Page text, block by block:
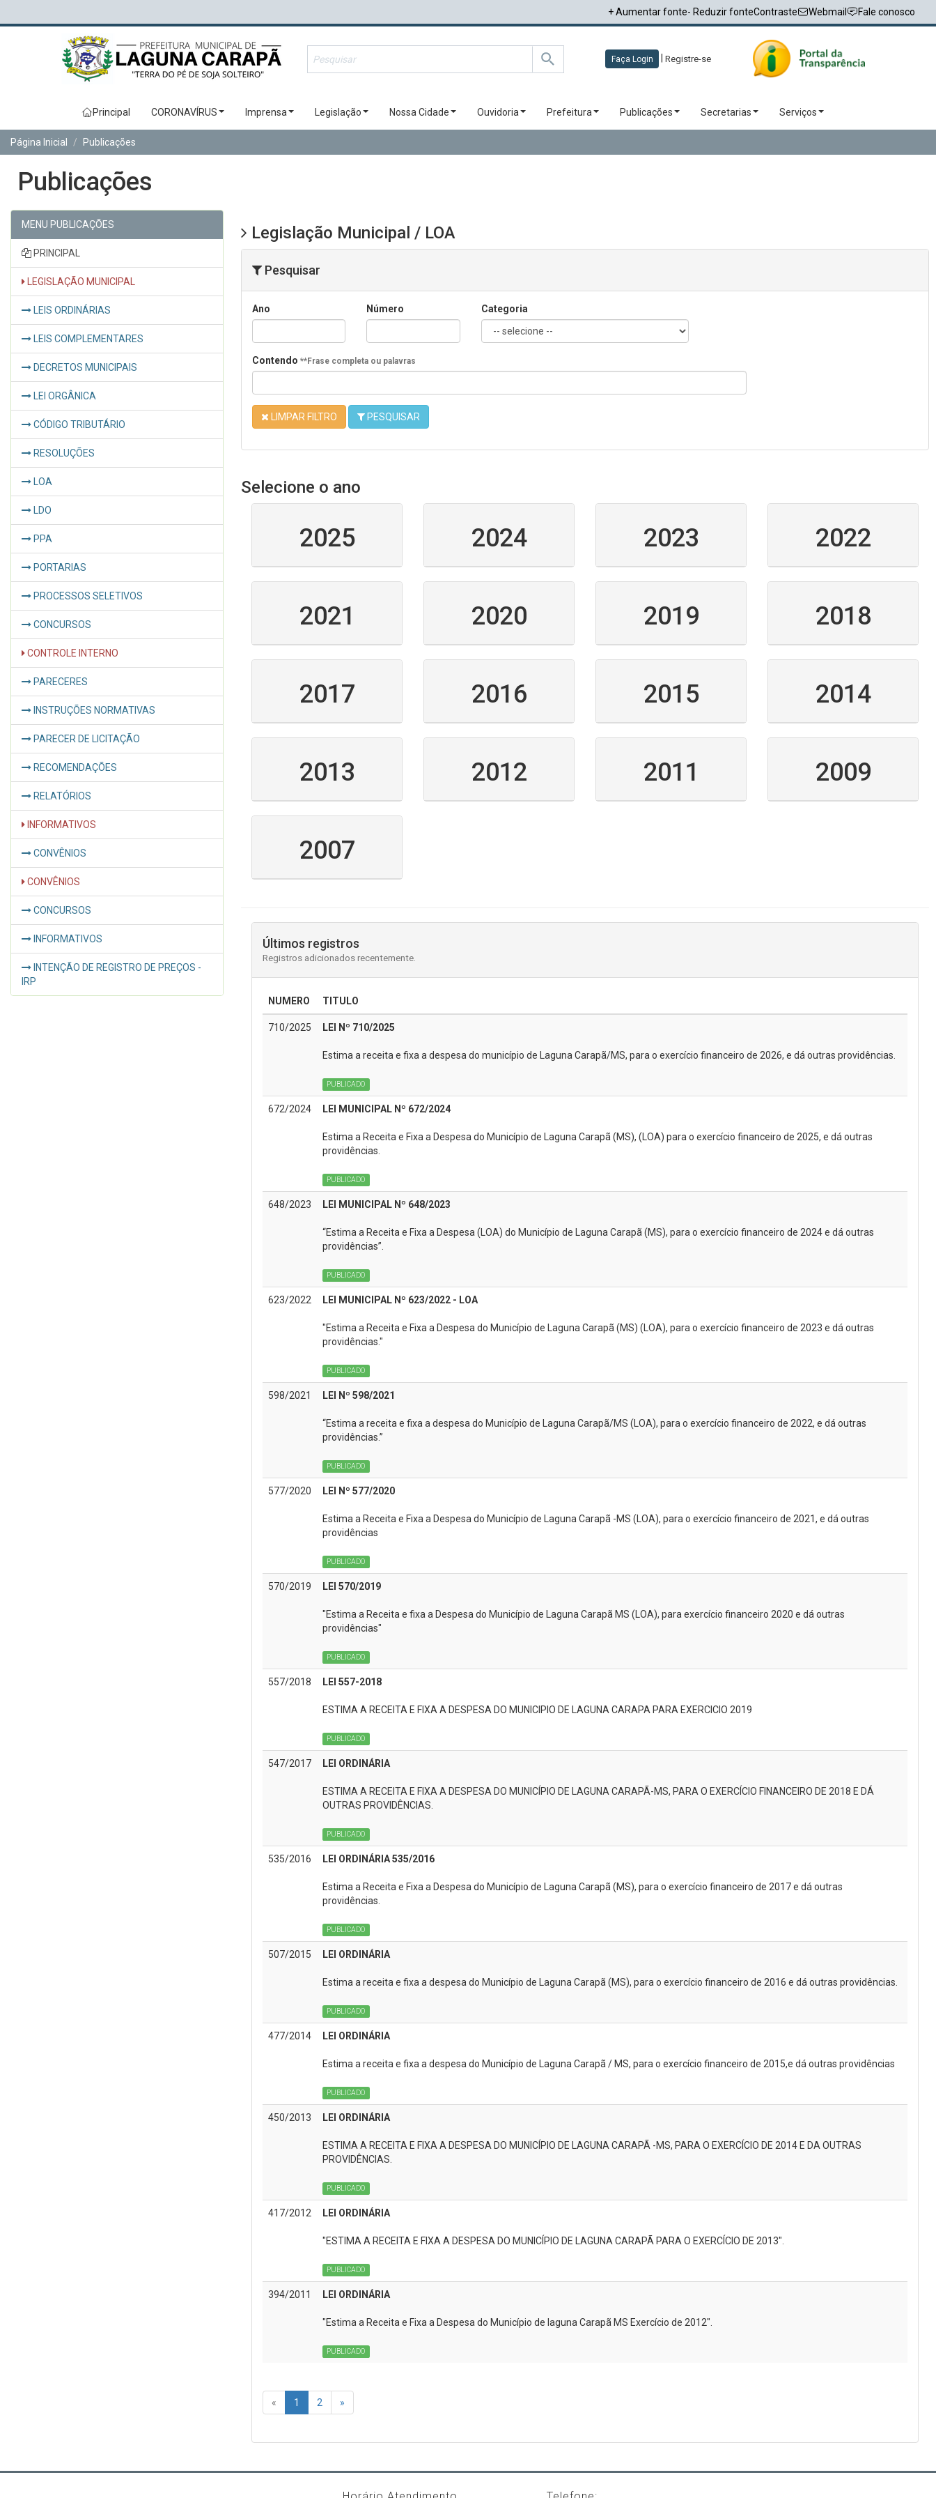
+ Aumentar fonte- Reduzir fonteContraste Webmail Fale conosco
Faça Login Registre-se
Principal CORONAVÍRUS Imprensa Legislação Nossa Cidade Ouvidoria Prefeitura Publicações Secretarias Serviços
Página Inicial Publicações
Publicações
MENU PUBLICAÇÕES
PRINCIPAL
LEGISLAÇÃO MUNICIPAL
LEIS ORDINÁRIAS
LEIS COMPLEMENTARES
DECRETOS MUNICIPAIS
LEI ORGÂNICA
CÓDIGO TRIBUTÁRIO
RESOLUÇÕES
LOA
LDO
PPA
PORTARIAS
PROCESSOS SELETIVOS
CONCURSOS
CONTROLE INTERNO
PARECERES
INSTRUÇÕES NORMATIVAS
PARECER DE LICITAÇÃO
RECOMENDAÇÕES
RELATÓRIOS
INFORMATIVOS
CONVÊNIOS
CONVÊNIOS
CONCURSOS
INFORMATIVOS
INTENÇÃO DE REGISTRO DE PREÇOS -
IRP
Legislação Municipal / LOA
Pesquisar
Ano Número Categoria
Contendo **Frase completa ou palavras
LIMPAR FILTRO PESQUISAR
Selecione o ano
2025 2024 2023 2022
2021 2020 2019 2018
2017 2016 2015 2014
2013 2012 2011 2009
2007
Últimos registros
Registros adicionados recentemente.
NUMERO TITULO
710/2025 LEI Nº 710/2025
Estima a receita e fixa a despesa do município de Laguna Carapã/MS, para o exercício financeiro de 2026, e dá outras providências.
PUBLICADO
672/2024 LEI MUNICIPAL Nº 672/2024
Estima a Receita e Fixa a Despesa do Município de Laguna Carapã (MS), (LOA) para o exercício financeiro de 2025, e dá outras
providências.
PUBLICADO
648/2023 LEI MUNICIPAL Nº 648/2023
“Estima a Receita e Fixa a Despesa (LOA) do Município de Laguna Carapã (MS), para o exercício financeiro de 2024 e dá outras
providências”.
PUBLICADO
623/2022 LEI MUNICIPAL Nº 623/2022 - LOA
"Estima a Receita e Fixa a Despesa do Município de Laguna Carapã (MS) (LOA), para o exercício financeiro de 2023 e dá outras
providências."
PUBLICADO
598/2021 LEI Nº 598/2021
“Estima a receita e fixa a despesa do Município de Laguna Carapã/MS (LOA), para o exercício financeiro de 2022, e dá outras
providências.”
PUBLICADO
577/2020 LEI Nº 577/2020
Estima a Receita e Fixa a Despesa do Município de Laguna Carapã -MS (LOA), para o exercício financeiro de 2021, e dá outras
providências
PUBLICADO
570/2019 LEI 570/2019
"Estima a Receita e fixa a Despesa do Município de Laguna Carapã MS (LOA), para exercício financeiro 2020 e dá outras
providências"
PUBLICADO
557/2018 LEI 557-2018
ESTIMA A RECEITA E FIXA A DESPESA DO MUNICIPIO DE LAGUNA CARAPA PARA EXERCICIO 2019
PUBLICADO
547/2017 LEI ORDINÁRIA
ESTIMA A RECEITA E FIXA A DESPESA DO MUNICÍPIO DE LAGUNA CARAPÃ-MS, PARA O EXERCÍCIO FINANCEIRO DE 2018 E DÁ
OUTRAS PROVIDÊNCIAS.
PUBLICADO
535/2016 LEI ORDINÁRIA 535/2016
Estima a Receita e Fixa a Despesa do Município de Laguna Carapã (MS), para o exercício financeiro de 2017 e dá outras
providências.
PUBLICADO
507/2015 LEI ORDINÁRIA
Estima a receita e fixa a despesa do Município de Laguna Carapã (MS), para o exercício financeiro de 2016 e dá outras providências.
PUBLICADO
477/2014 LEI ORDINÁRIA
Estima a receita e fixa a despesa do Município de Laguna Carapã / MS, para o exercício financeiro de 2015,e dá outras providências
PUBLICADO
450/2013 LEI ORDINÁRIA
ESTIMA A RECEITA E FIXA A DESPESA DO MUNICÍPIO DE LAGUNA CARAPÃ -MS, PARA O EXERCÍCIO DE 2014 E DA OUTRAS
PROVIDÊNCIAS.
PUBLICADO
417/2012 LEI ORDINÁRIA
"ESTIMA A RECEITA E FIXA A DESPESA DO MUNICÍPIO DE LAGUNA CARAPÃ PARA O EXERCÍCIO DE 2013".
PUBLICADO
394/2011 LEI ORDINÁRIA
"Estima a Receita e Fixa a Despesa do Município de laguna Carapã MS Exercício de 2012".
PUBLICADO
« 1 2 »